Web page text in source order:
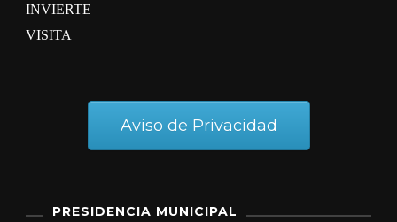
INVIERTE
VISITA
Aviso de Privacidad
PRESIDENCIA MUNICIPAL